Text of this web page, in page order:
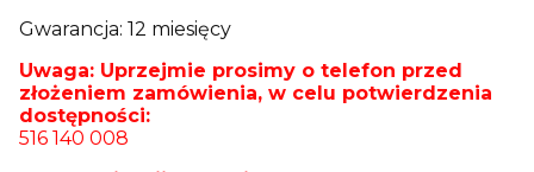
Gwarancja: 12 miesięcy
Uwaga: Uprzejmie prosimy o telefon przed
złożeniem zamówienia, w celu potwierdzenia
dostępności:
516 140 008